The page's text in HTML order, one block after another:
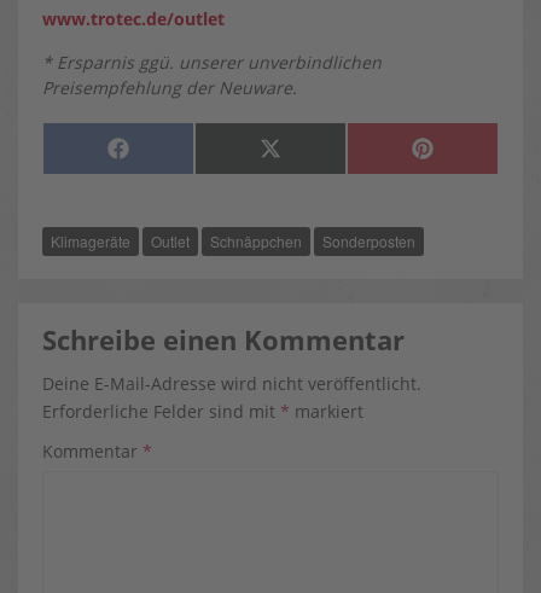
www.trotec.de/outlet
* Ersparnis ggü. unserer unverbindlichen
Preisempfehlung der Neuware.
SHARE
F
O
O
K
SHARE
X
T
T
E
SHARE
P
Klimageräte Outlet Schnäppchen Sonderposten
Schreibe einen Kommentar
Deine E-Mail-Adresse wird nicht veröffentlicht.
Erforderliche Felder sind mit * markiert
Kommentar *